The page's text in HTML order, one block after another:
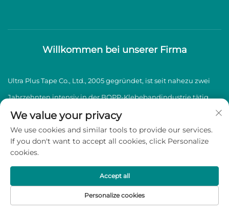
Willkommen bei unserer Firma
Ultra Plus Tape Co., Ltd., 2005 gegründet, ist seit nahezu zwei
Jahrzehnten intensiv in der BOPP-Klebebandindustrie tätig
und spezialisiert auf die Herstellung und den Vertrieb von
hochwertigen BOPP-Klebebändern.
vorbehalten - Datenschutzrichtlinie
We value your privacy
We use cookies and similar tools to provide our services.
If you don't want to accept all cookies, click Personalize
cookies.
Personalize cookies
Accept all